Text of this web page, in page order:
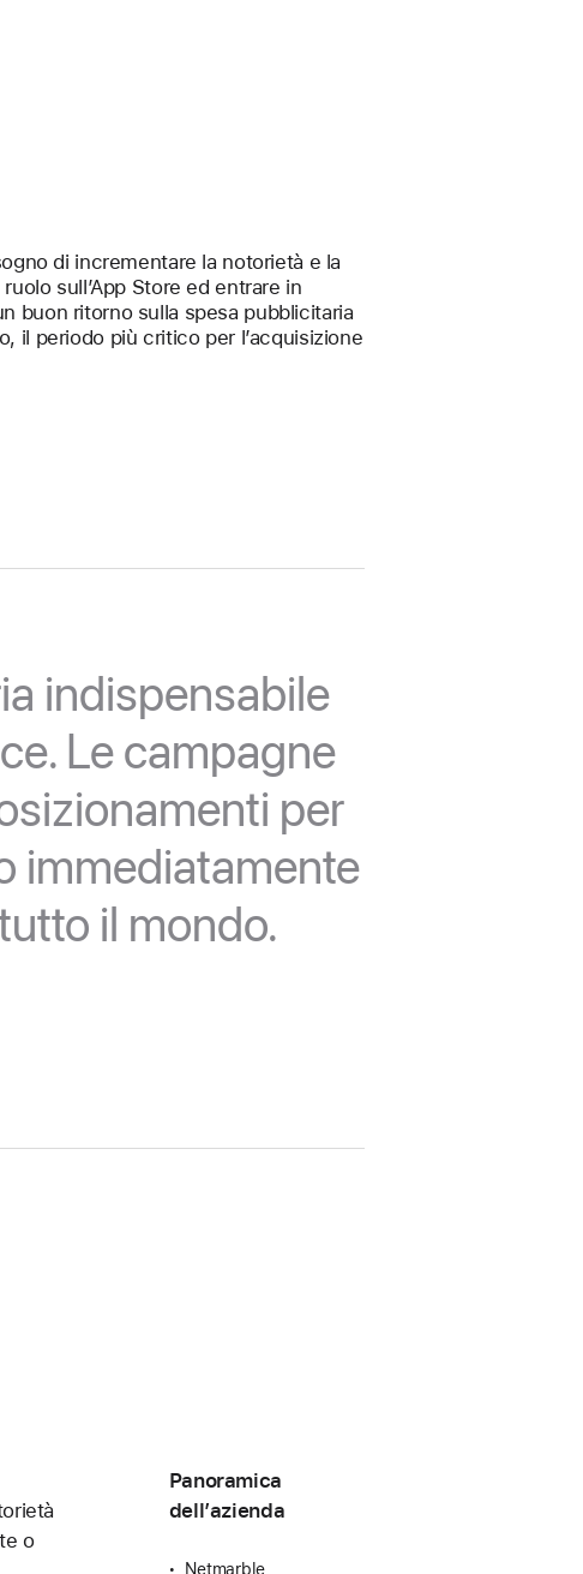
di incrementare la notorietà e la
sull’App Store ed entrare in
buon ritorno sulla spesa pubblicitaria
il periodo più critico per l’acquisizione
indispensabile
Le campagne
per
immediatamente
il mondo.
o
Panoramica
dell’azienda
Netmarble